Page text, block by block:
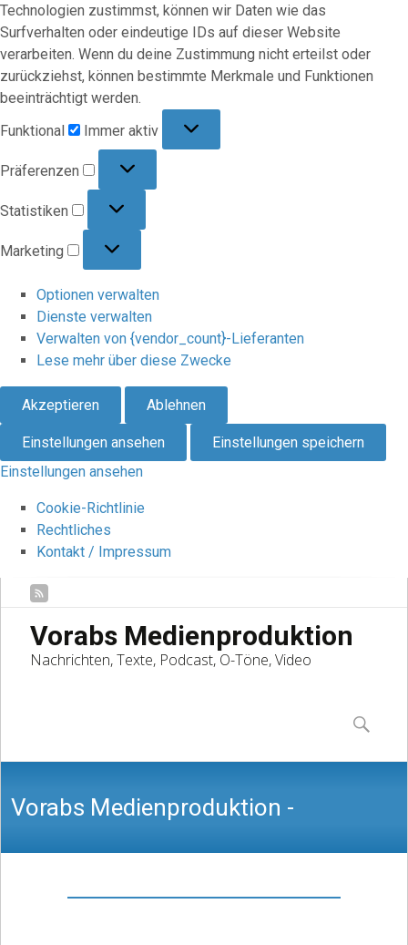
Technologien zustimmst, können wir Daten wie das
Surfverhalten oder eindeutige IDs auf dieser Website
verarbeiten. Wenn du deine Zustimmung nicht erteilst oder
zurückziehst, können bestimmte Merkmale und Funktionen
beeinträchtigt werden.
Funktional
Immer aktiv
Präferenzen
Statistiken
Marketing
Optionen verwalten
Dienste verwalten
Verwalten von {vendor_count}-Lieferanten
Lese mehr über diese Zwecke
Akzeptieren Ablehnen
Einstellungen ansehen
Einstellungen speichern
Einstellungen ansehen
Cookie-Richtlinie
Rechtliches
Kontakt / Impressum
Vorabs Medienproduktion
Nachrichten, Texte, Podcast, O-Töne, Video
content
Suchen
nach:
Vorabs Medienproduktion -
Nachrichten, Texte, Podcast, O-Töne,